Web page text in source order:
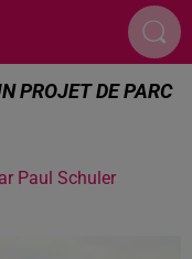
PROJET DE PARC
Paul Schuler